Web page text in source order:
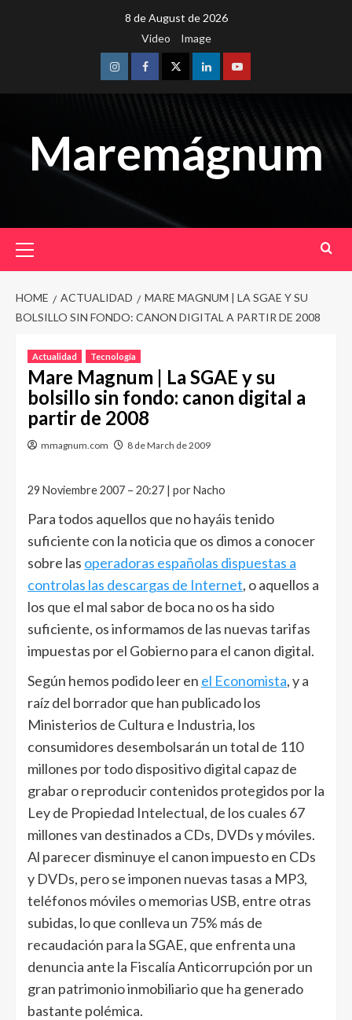
8 de August de 2026
Video
Image
InstagramFacebookTwitterLinkedinYoutube
Maremágnum
Menu
HOME ACTUALIDAD
MARE MAGNUM | LA SGAE Y SU
BOLSILLO SIN FONDO: CANON DIGITAL A PARTIR DE 2008
Actualidad Tecnología
Mare Magnum | La SGAE y su
bolsillo sin fondo: canon digital a
partir de 2008
mmagnum.com 8 de March de 2009
29 Noviembre 2007 – 20:27 | por Nacho
Para todos aquellos que no hayáis tenido
suficiente con la noticia que os dimos a conocer
sobre las operadoras españolas dispuestas a
controlas las descargas de Internet, o aquellos a
los que el mal sabor de boca no os ha sido
suficiente, os informamos de las nuevas tarifas
impuestas por el Gobierno para el canon digital.
Según hemos podido leer en el Economista, y a
raíz del borrador que han publicado los
Ministerios de Cultura e Industria, los
consumidores desembolsarán un total de 110
millones por todo dispositivo digital capaz de
grabar o reproducir contenidos protegidos por la
Ley de Propiedad Intelectual, de los cuales 67
millones van destinados a CDs, DVDs y móviles.
Al parecer disminuye el canon impuesto en CDs
y DVDs, pero se imponen nuevas tasas a MP3,
teléfonos móviles o memorias USB, entre otras
subidas, lo que conlleva un 75% más de
recaudación para la SGAE, que enfrenta una
denuncia ante la Fiscalía Anticorrupción por un
gran patrimonio inmobiliario que ha generado
bastante polémica.